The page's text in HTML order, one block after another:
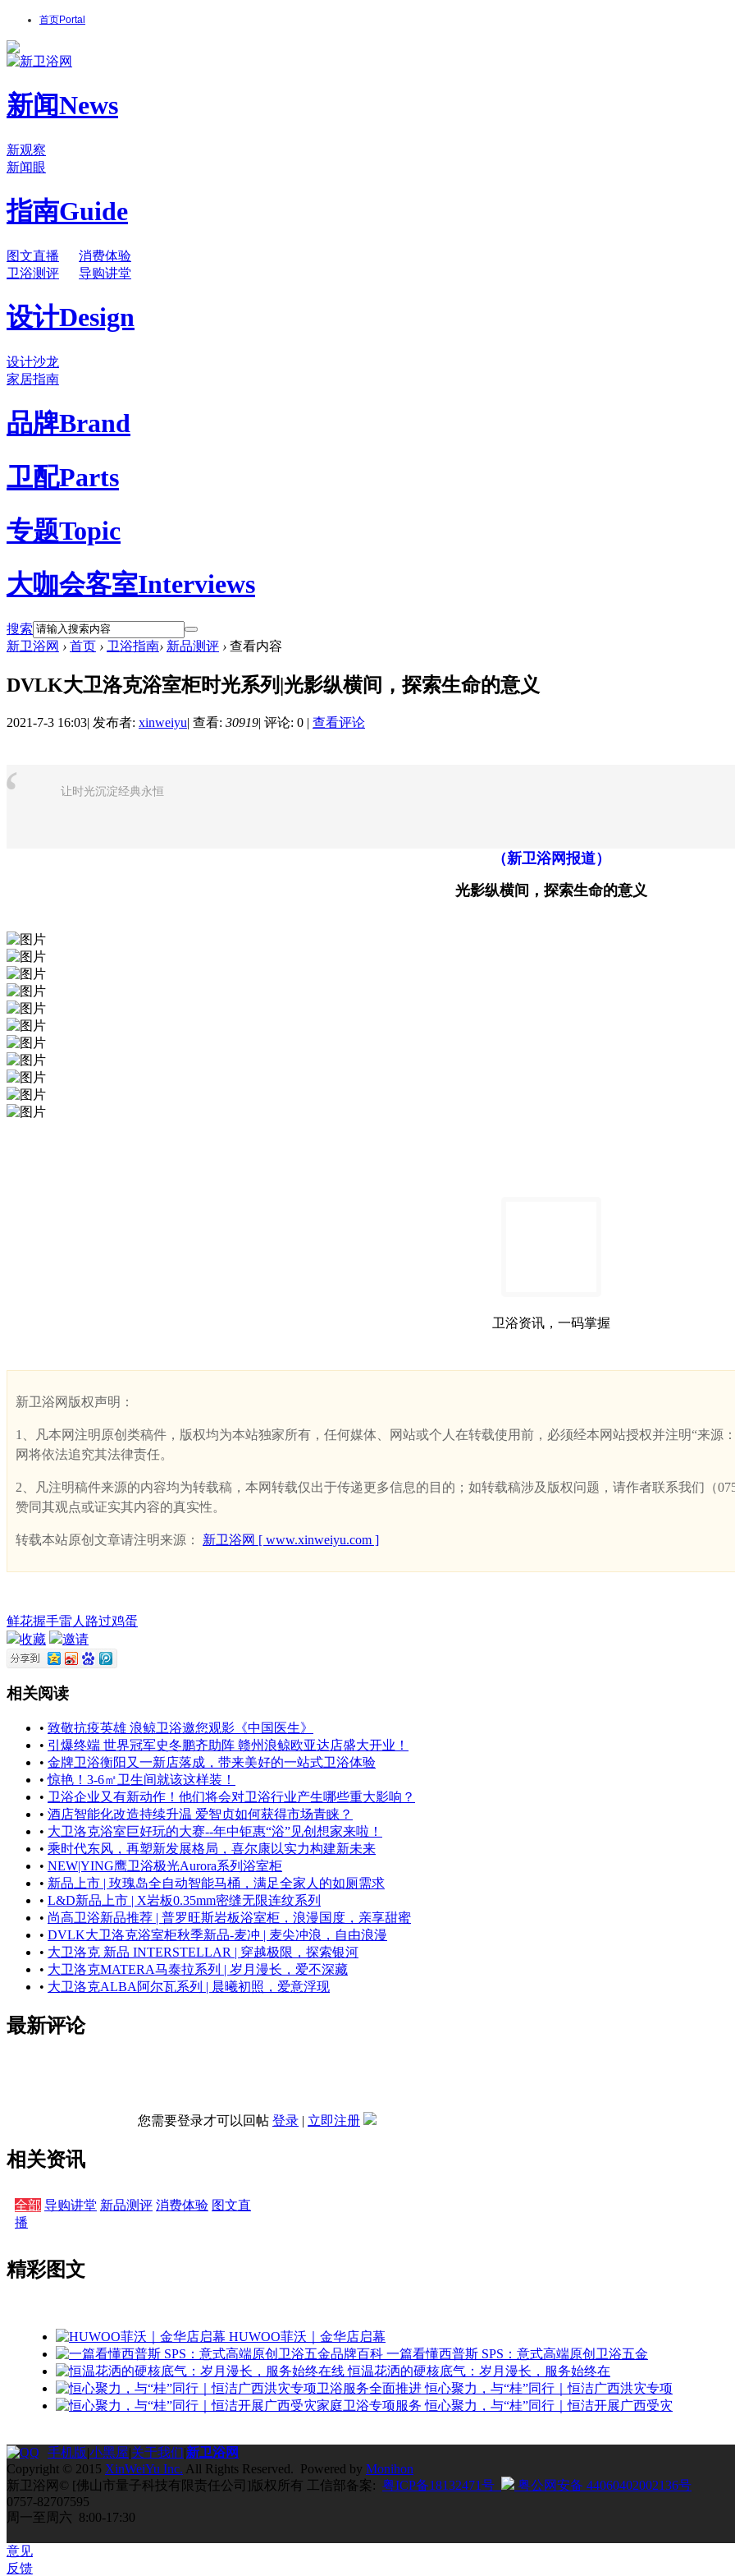
首页Portal
新闻News
新观察
新闻眼
指南Guide
图文直播
消费体验
卫浴测评
导购讲堂
设计Design
设计沙龙
家居指南
品牌Brand
卫配Parts
专题Topic
大咖会客室Interviews
搜索
新卫浴网 › 首页 › 卫浴指南› 新品测评 › 查看内容
DVLK大卫洛克浴室柜时光系列|光影纵横间，探索生命的意义
2021-7-3 16:03| 发布者: xinweiyu| 查看: 30919| 评论: 0 | 查看评论
让时光沉淀经典永恒
（新卫浴网报道）
光影纵横间，探索生命的意义
卫浴资讯，一码掌握
新卫浴网版权声明：
1、凡本网注明原创类稿件，版权均为本站独家所有，任何媒体、网站或个人在转载使用前，必须经本网站授权并注明“来源
网将依法追究其法律责任。
2、凡注明稿件来源的内容均为转载稿，本网转载仅出于传递更多信息的目的；如转载稿涉及版权问题，请作者联系我们（
赞同其观点或证实其内容的真实性。
转载本站原创文章请注明来源： 新卫浴网 [ www.xinweiyu.com ]
鲜花握手雷人 路过鸡蛋
收藏
邀请
相关阅读
• 致敬抗疫英雄 浪鲸卫浴邀您观影《中国医生》
• 引爆终端 世界冠军史冬鹏齐助阵 赣州浪鲸欧亚达店盛大开业！
• 金牌卫浴衡阳又一新店落成，带来美好的一站式卫浴体验
•惊艳！3-6㎡卫生间就该这样装！
• 卫浴企业又有新动作！他们将会对卫浴行业产生哪些重大影响？
• 酒店智能化改造持续升温 爱智贞如何获得市场青睐？
• 大卫洛克浴室巨好玩的大赛--年中钜惠“浴”见创想家来啦！
• 乘时代东风，再塑新发展格局，喜尔康以实力构建新未来
• NEW|YING鹰卫浴极光Aurora系列浴室柜
• 新品上市 | 玫瑰岛全自动智能马桶，满足全家人的如厕需求
• L&D新品上市 | X岩板0.35mm密缝无限连纹系列
• 尚高卫浴新品推荐 | 普罗旺斯岩板浴室柜，浪漫国度，亲享甜蜜
• DVLK大卫洛克浴室柜秋季新品-麦冲 | 麦尖冲浪，自由浪漫
• 大卫洛克 新品 INTERSTELLAR | 穿越极限，探索银河
• 大卫洛克MATERA马泰拉系列 | 岁月漫长，爱不深藏
• 大卫洛克ALBA阿尔瓦系列 | 晨曦初照，爱意浮现
最新评论
您需要登录才可以回帖 登录 | 立即注册
相关资讯
全部 导购讲堂 新品测评 消费体验 图文直
播
精彩图文
HUWOO菲沃｜金华店启幕
一篇看懂西普斯 SPS：意式高端原创卫浴五金
恒温花洒的硬核底气：岁月漫长，服务始终在
恒心聚力，与“桂”同行｜恒洁广西洪灾专项
恒心聚力，与“桂”同行｜恒洁开展广西受灾
手机版|小黑屋|关于我们|新卫浴网
Copyright © 2015 XinWeiYu Inc. All Rights Reserved. Powered by Monihon
新卫浴网© [佛山市量子科技有限责任公司]版权所有 工信部备案: 粤ICP备18132471号
粤公网安备 44060402002136号
0757-82707595
周一至周六 8:00-17:30
意见
反馈